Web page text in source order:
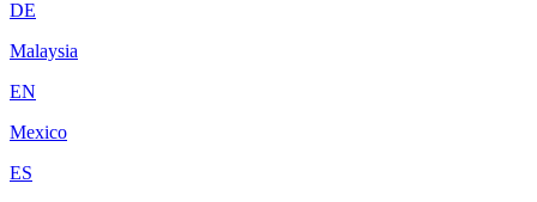
DE
Malaysia
EN
Mexico
ES